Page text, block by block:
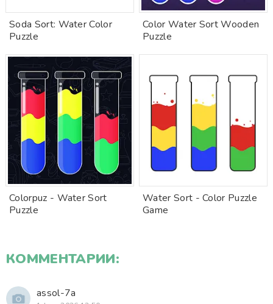
Soda Sort: Water Color
Puzzle
Color Water Sort Wooden
Puzzle
Colorpuz - Water Sort
Puzzle
Water Sort - Color Puzzle
Game
КОММЕНТАРИИ:
assol-7a